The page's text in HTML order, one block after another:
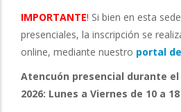
IMPORTANTE! Si bien en esta
presenciales, la inscripción se
online, mediante nuestro portal
Atencuón presencial durante
2026: Lunes a Viernes de 10 a